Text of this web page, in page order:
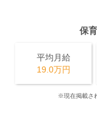
保
平均月給
19.0万円
※現在掲載さ